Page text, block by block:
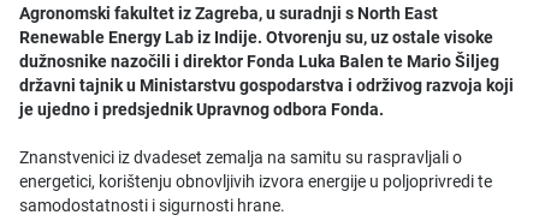
Agronomski fakultet iz Zagreba, u suradnji s North East
Renewable Energy Lab iz Indije. Otvorenju su, uz ostale visoke
dužnosnike nazočili i direktor Fonda Luka Balen te Mario Šiljeg
državni tajnik u Ministarstvu gospodarstva i održivog razvoja koji
je ujedno i predsjednik Upravnog odbora Fonda.
Znanstvenici iz dvadeset zemalja na samitu su raspravljali o
energetici, korištenju obnovljivih izvora energije u poljoprivredi te
samodostatnosti i sigurnosti hrane.